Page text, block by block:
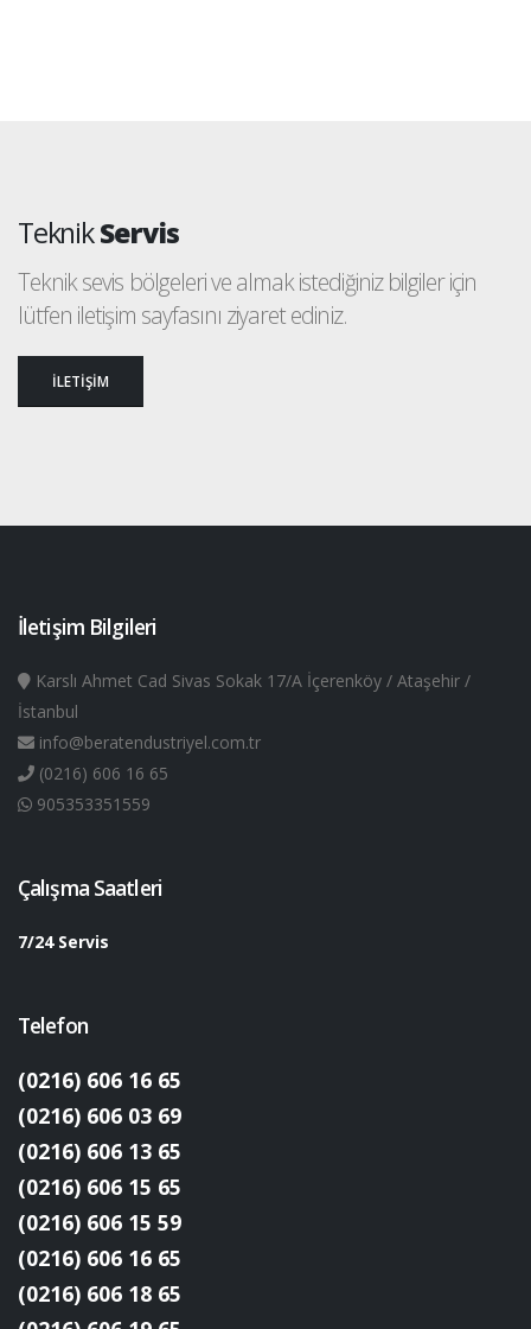
TeknikServis
Teknik sevis bölgeleri ve almak istediğiniz bilgiler için
lütfen iletişim sayfasını ziyaret ediniz.
İLETİŞİM
İletişim Bilgileri
Karslı Ahmet Cad Sivas Sokak 17/A İçerenköy / Ataşehir /
İstanbul
info@beratendustriyel.com.tr
(0216) 606 16 65
905353351559
Çalışma Saatleri
7/24 Servis
Telefon
(0216) 606 16 65
(0216) 606 03 69
(0216) 606 13 65
(0216) 606 15 65
(0216) 606 15 59
(0216) 606 16 65
(0216) 606 18 65